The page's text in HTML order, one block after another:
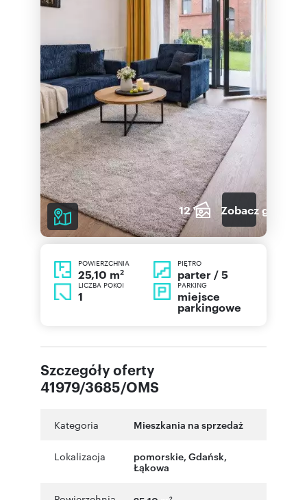
12 Zobacz galerię
POWIERZCHNIA
25,10 m2
PIĘTRO
parter / 5
LICZBA POKOI
1
PARKING
miejsce
parkingowe
Szczegóły oferty
41979/3685/OMS
Kategoria Mieszkania na sprzedaż
Lokalizacja pomorskie, Gdańsk,
Łąkowa